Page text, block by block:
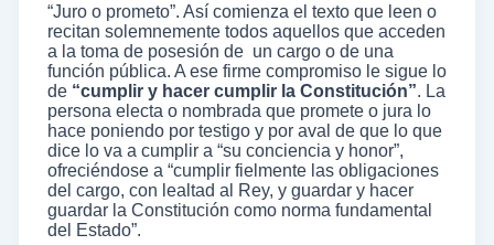
“Juro o prometo”. Así comienza el texto que leen o
recitan solemnemente todos aquellos que acceden
a la toma de posesión de un cargo o de una
función pública. A ese firme compromiso le sigue lo
de “cumplir y hacer cumplir la Constitución”. La
persona electa o nombrada que promete o jura lo
hace poniendo por testigo y por aval de que lo que
dice lo va a cumplir a “su conciencia y honor”,
ofreciéndose a “cumplir fielmente las obligaciones
del cargo, con lealtad al Rey, y guardar y hacer
guardar la Constitución como norma fundamental
del Estado”.